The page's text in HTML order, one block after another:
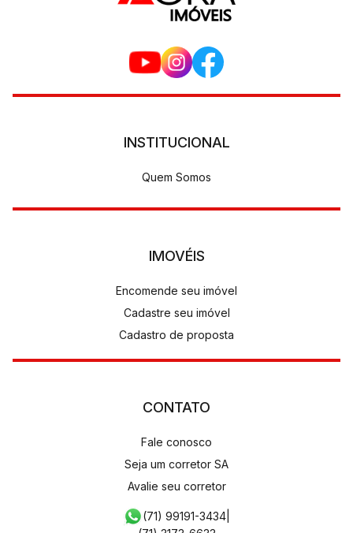
INSTITUCIONAL
Quem Somos
IMOVÉIS
Encomende seu imóvel
Cadastre seu imóvel
Cadastro de proposta
CONTATO
Fale conosco
Seja um corretor SA
Avalie seu corretor
(71) 99191-3434|